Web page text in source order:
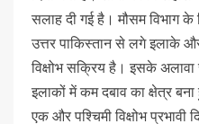
सलाह दी गई है। मौसम विभाग
उत्तर पाकिस्तान से लगे इलाके
विक्षोभ सक्रिय है। इसके
इलाकों में कम दबाव का क्षेत्र
एक और पश्चिमी विक्षोभ प्रभावी